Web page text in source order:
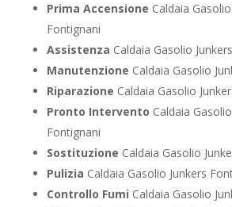
Prima Accensione Caldaia
Fontignani
Assistenza Caldaia Gasolio
Manutenzione Caldaia Gasolio
Riparazione Caldaia Gasolio
Pronto Intervento Caldaia
Fontignani
Sostituzione Caldaia Gasolio
Pulizia Caldaia Gasolio Junkers
Controllo Fumi Caldaia Gasolio